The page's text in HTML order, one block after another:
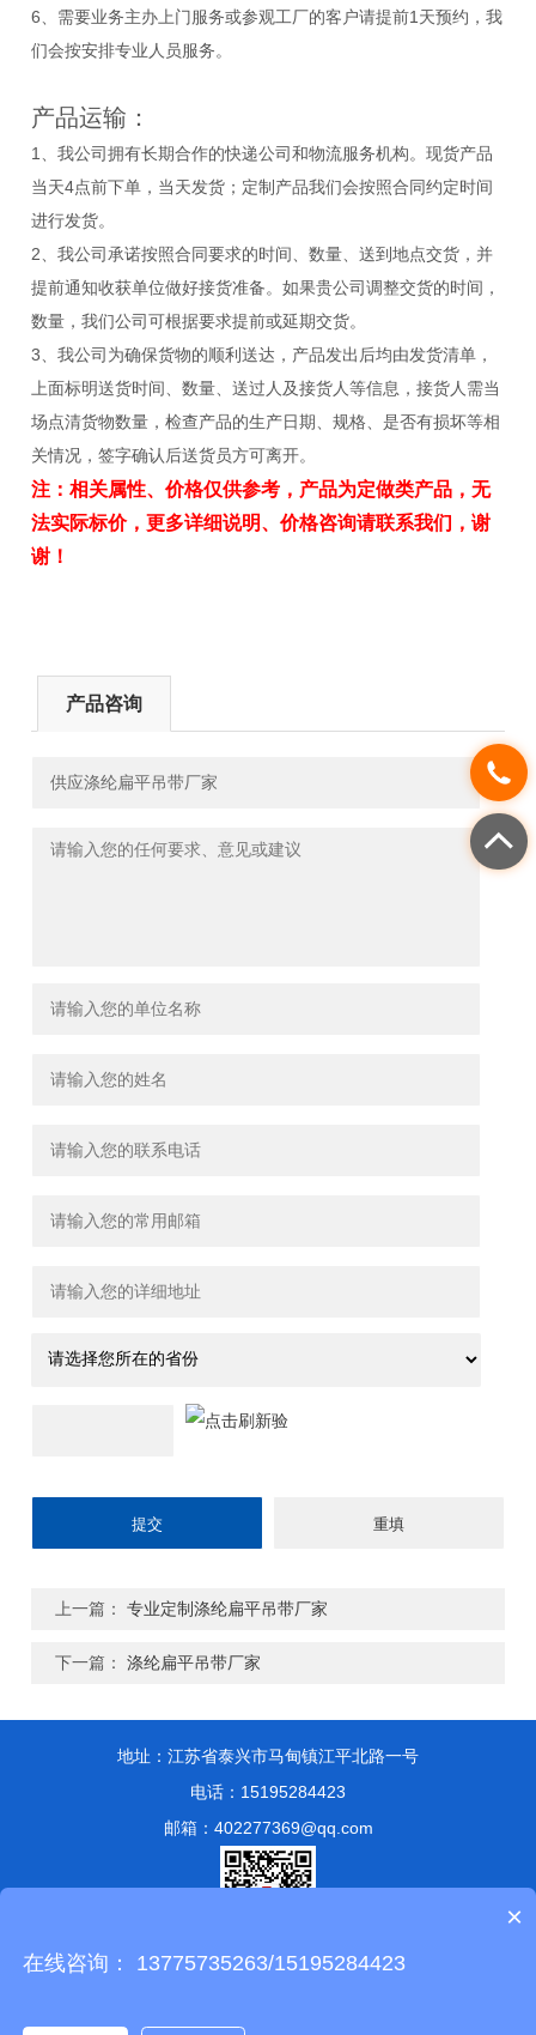
6、需要业务主办上门服务或参观工厂的客户请提前1天预约，我
们会按安排专业人员服务。
产品运输：
1、我公司拥有长期合作的快递公司和物流服务机构。现货产品
当天4点前下单，当天发货；定制产品我们会按照合同约定时间
进行发货。
2、我公司承诺按照合同要求的时间、数量、送到地点交货，并
提前通知收获单位做好接货准备。如果贵公司调整交货的时间，
数量，我们公司可根据要求提前或延期交货。
3、我公司为确保货物的顺利送达，产品发出后均由发货清单，
上面标明送货时间、数量、送过人及接货人等信息，接货人需当
场点清货物数量，检查产品的生产日期、规格、是否有损坏等相
关情况，签字确认后送货员方可离开。
注：相关属性、价格仅供参考，产品为定做类产品，无
法实际标价，更多详细说明、价格咨询请联系我们，谢
谢！
产品咨询
上一篇：专业定制涤纶扁平吊带厂家
下一篇：涤纶扁平吊带厂家
地址：江苏省泰兴市马甸镇江平北路一号
电话：15195284423
邮箱：402277369@qq.com
版权所有 © 2024 泰兴市永兴索具有限公司
×
在线咨询： 13775735263/15195284423